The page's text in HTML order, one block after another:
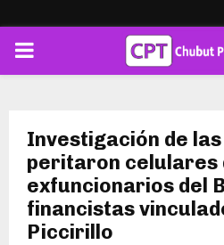
PRIMARY
Investigación de las
peritaron celulares
exfuncionarios del
financistas
Piccirillo